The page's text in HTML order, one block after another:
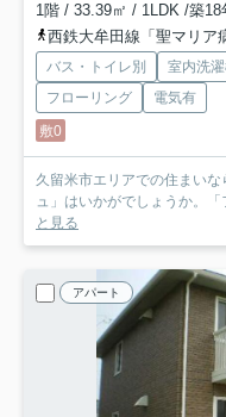
1階 / 33.39㎡ / 1LDK /築18
西鉄大牟田線「聖マリア
バス・トイレ別 室内洗
フローリング
電気有
敷0
久留米市エリアでの住まい
ュ」はいかがでしょうか。
と見る
アパート